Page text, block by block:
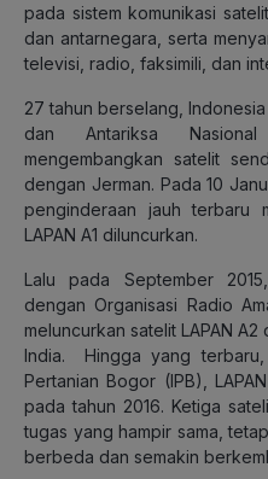
pada sistem komunikasi
dan antarnegara, serta
televisi, radio, faksimili, dan
27 tahun berselang,
dan Antariksa
mengembangkan satelit
dengan Jerman. Pada 10
penginderaan jauh terbaru
LAPAN A1 diluncurkan.
Lalu pada September
dengan Organisasi Radio
meluncurkan satelit LAPAN
India. Hingga yang
Pertanian Bogor (IPB),
pada tahun 2016. Ketiga
tugas yang hampir sama,
berbeda dan semakin